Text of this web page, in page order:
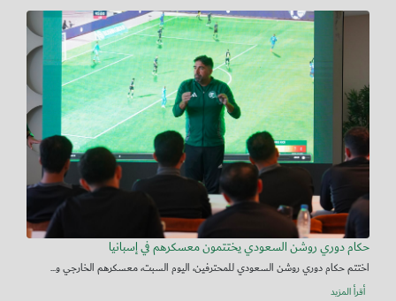
حكام دوري روشن السعودي يختتمون معسكرهم في إسبانيا
اختتم حكام دوري روشن السعودي للمحترفين، اليوم السبت، معسكرهم الخارجي و...
أقرأ المزيد